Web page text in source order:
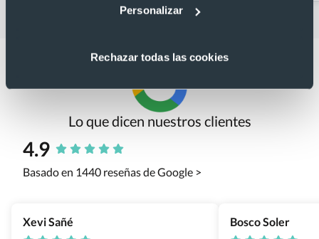
Personalizar
Rechazar todas las cookies
Lo que dicen nuestros clientes
4.9
Basado en 1440 reseñas de Google >
Xevi Sañé Bosco Soler